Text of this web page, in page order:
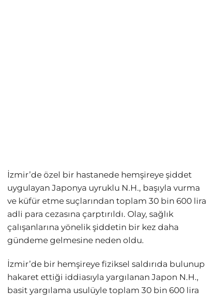
İzmir’de özel bir hastanede hemşireye şiddet
uygulayan Japonya uyruklu N.H., başıyla vurma
ve küfür etme suçlarından toplam 30 bin 600 lira
adli para cezasına çarptırıldı. Olay, sağlık
çalışanlarına yönelik şiddetin bir kez daha
gündeme gelmesine neden oldu.
İzmir’de bir hemşireye fiziksel saldırıda bulunup
hakaret ettiği iddiasıyla yargılanan Japon N.H.,
basit yargılama usulüyle toplam 30 bin 600 lira